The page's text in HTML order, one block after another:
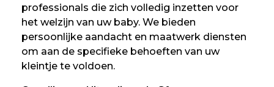
professionals die zich volledig inzetten voor
het welzijn van uw baby. We bieden
persoonlijke aandacht en maatwerk diensten
om aan de specifieke behoeften van uw
kleintje te voldoen.